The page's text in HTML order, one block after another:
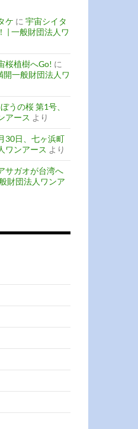
ケ に 宇宙シイタ
| 一般財団法人ワ
桜植樹へGo! に
開一般財団法人ワ
うの桜 第1号、
アース より
30日、七ヶ浜町
ワンアース より
サガオが台湾へ
財団法人ワンア